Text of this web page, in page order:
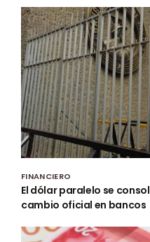
FINANCIERO
El dólar paralelo se
cambio oficial en bancos